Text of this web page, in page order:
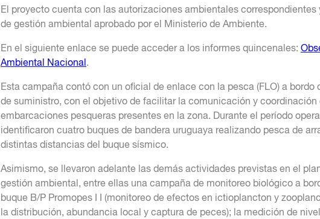
El proyecto cuenta con las autorizaciones ambientales correspondientes
de gestión ambiental aprobado por el Ministerio de Ambiente.
En el siguiente enlace se puede acceder a los informes quincenales:
Ambiental Nacional .
Esta campaña contó con un oficial de enlace con la pesca (FLO) a bordo
de suministro, con el objetivo de facilitar la comunicación y coordinación
embarcaciones pesqueras presentes en la zona. Durante el período
identificaron cuatro buques de bandera uruguaya realizando pesca de
distintas distancias del buque sísmico.
Asimismo, se llevaron adelante las demás actividades previstas en el
gestión ambiental, entre ellas una campaña de monitoreo biológico a
buque B/P Promopes I I (monitoreo de efectos en ictioplancton y
la distribución, abundancia local y captura de peces); la medición de